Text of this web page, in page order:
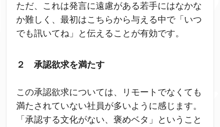
ただ、これは発言に遠慮がある若手にはなかな
か難しく、最初はこちらから与える中で「いつ
でも訊いてね」と伝えることが有効です。
２ 承認欲求を満たす
この承認欲求については、リモートでなくても
満たされていない社員が多いように感じます。
「承認する文化がない、褒めベタ」ということ